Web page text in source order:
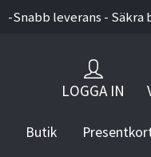
-Snabb leverans - Säkra
LOGGA IN
Butik